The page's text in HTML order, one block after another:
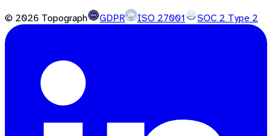
© 2026 Topograph GDPR ISO 27001 SOC 2 Type 2